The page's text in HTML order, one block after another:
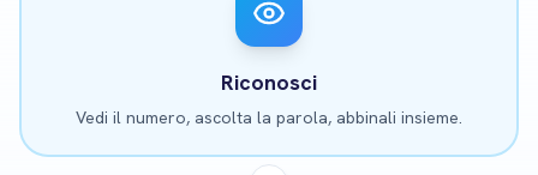
Riconosci
Vedi il numero, ascolta la parola, abbinali insieme.